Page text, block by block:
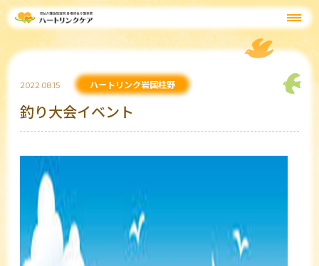
2022.08.15 ハートリンク岩国柱野
釣り大会イベント